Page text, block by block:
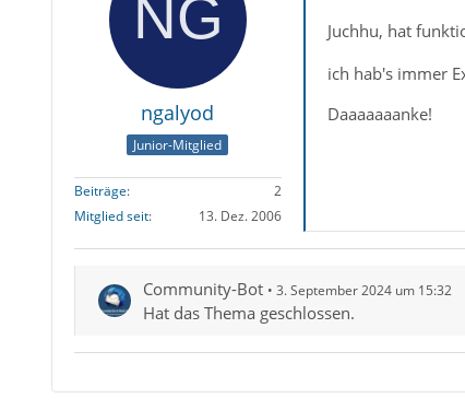
ngalyod
Junior-Mitglied
Beiträge
2
Mitglied seit
13. Dez. 2006
Juchhu, hat
ich hab's immer
Daaaaaaanke!
Community-Bot 3. September 2024 um 15:32
Hat das Thema geschlossen.